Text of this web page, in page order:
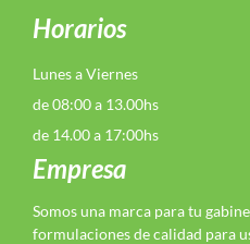
Horarios
Lunes a Viernes
de 08:00 a 13.00hs
de 14.00 a 17:00hs
Empresa
Somos una marca para tu
formulaciones de calidad para